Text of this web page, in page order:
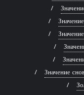
Значение